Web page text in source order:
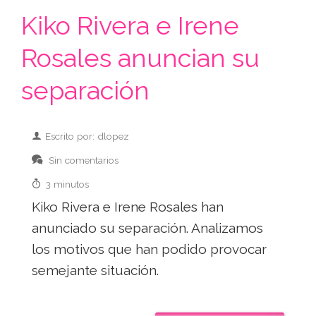
Kiko Rivera e Irene
Rosales anuncian su
separación
Escrito por: dlopez
Sin comentarios
3 minutos
Kiko Rivera e Irene Rosales han
anunciado su separación. Analizamos
los motivos que han podido provocar
semejante situación.